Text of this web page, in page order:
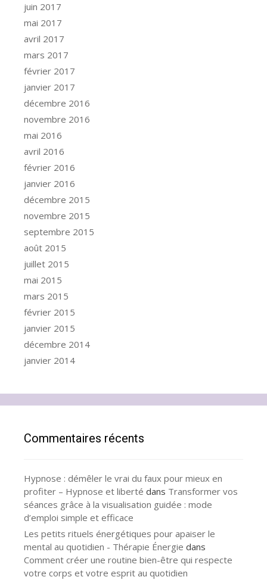
juin 2017
mai 2017
avril 2017
mars 2017
février 2017
janvier 2017
décembre 2016
novembre 2016
mai 2016
avril 2016
février 2016
janvier 2016
décembre 2015
novembre 2015
septembre 2015
août 2015
juillet 2015
mai 2015
mars 2015
février 2015
janvier 2015
décembre 2014
janvier 2014
Commentaires récents
Hypnose : démêler le vrai du faux pour mieux en
profiter – Hypnose et liberté dans Transformer vos
séances grâce à la visualisation guidée : mode
d’emploi simple et efficace
Les petits rituels énergétiques pour apaiser le
mental au quotidien - Thérapie Énergie dans
Comment créer une routine bien-être qui respecte
votre corps et votre esprit au quotidien